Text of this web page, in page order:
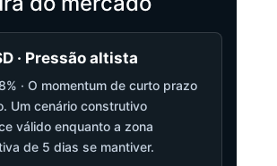
· Pressão altista
· O momentum de curto prazo
Um cenário construtivo
válido enquanto a zona
de 5 dias se mantiver.